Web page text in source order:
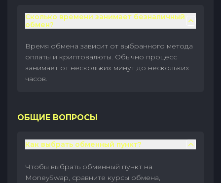
Сколько времени занимает безналичный
обмен?
Время обмена зависит от выбранного метода
оплаты и криптовалюты. Обычно процесс
занимает от нескольких минут до нескольких
часов.
ОБЩИЕ ВОПРОСЫ
Как выбрать обменный пункт?
Чтобы выбрать обменный пункт на
MoneySwap, сравните курсы обмена,